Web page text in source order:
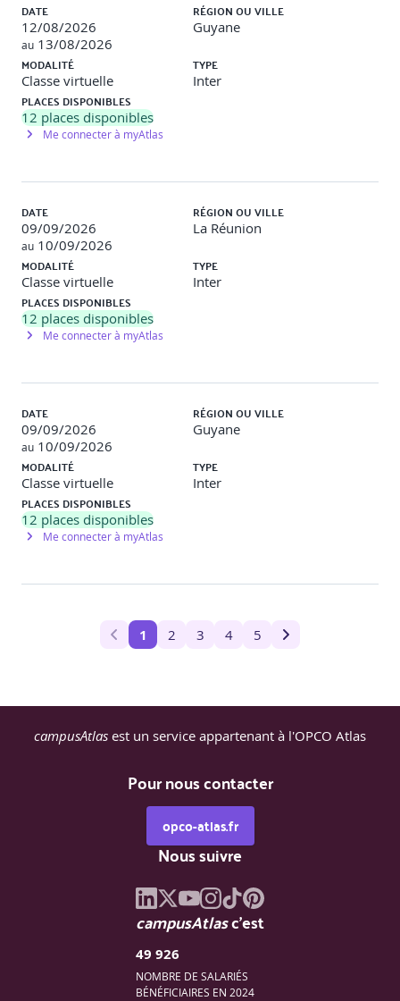
DATE
12/08/2026
au 13/08/2026
RÉGION OU VILLE
Guyane
MODALITÉ
Classe virtuelle
TYPE
Inter
PLACES DISPONIBLES
12 places disponibles
Me connecter à myAtlas
DATE
09/09/2026
au 10/09/2026
RÉGION OU VILLE
La Réunion
MODALITÉ
Classe virtuelle
TYPE
Inter
PLACES DISPONIBLES
12 places disponibles
Me connecter à myAtlas
DATE
09/09/2026
au 10/09/2026
RÉGION OU VILLE
Guyane
MODALITÉ
Classe virtuelle
TYPE
Inter
PLACES DISPONIBLES
12 places disponibles
Me connecter à myAtlas
1 2 3 4 5
campusAtlas est un service appartenant à l'OPCO Atlas
Pour nous contacter
opco-atlas.fr
Nous suivre
campusAtlasc'est
49 926
NOMBRE DE SALARIÉS
BÉNÉFICIAIRES EN 2024